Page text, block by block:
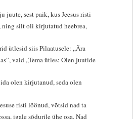
juute, sest paik, kus Jeesus risti
silt oli kirjutatud heebrea,
ütlesid siis Pilaatusele: „Ära
vaid „Tema ütles: Olen juutide
olen kirjutanud, seda olen
risti löönud, võtsid nad ta
igale sõdurile ühe osa. Nad